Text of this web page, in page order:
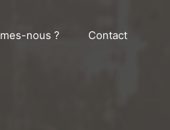
nous ? Contact